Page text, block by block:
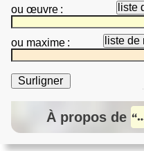
ou œuvre : liste
ou maxime : liste
Surligner
À propos de